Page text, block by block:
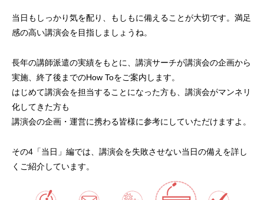
当日もしっかり気を配り、もしもに備えることが大切です。満足
感の高い講演会を目指しましょうね。
長年の講師派遣の実績をもとに、講演サーチが講演会の企画から
実施、終了後までのHow Toをご案内します。
はじめて講演会を担当することになった方も、講演会がマンネリ
化してきた方も
講演会の企画・運営に携わる皆様に参考にしていただけますよ。
その4「当日」編では、講演会を失敗させない当日の備えを詳し
くご紹介しています。